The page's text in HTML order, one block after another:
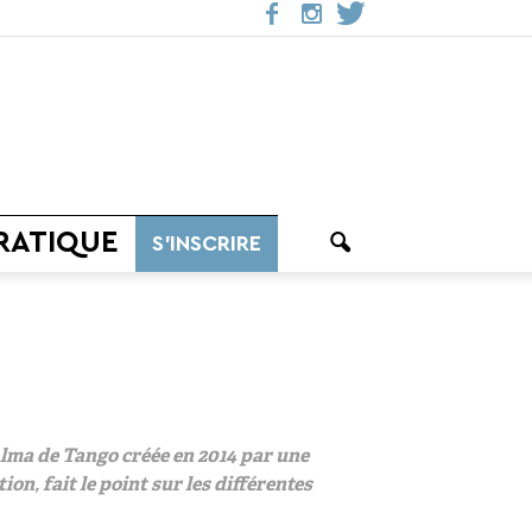
S’INSCRIRE
de Tango créée en 2014 par une
fait le point sur les différentes